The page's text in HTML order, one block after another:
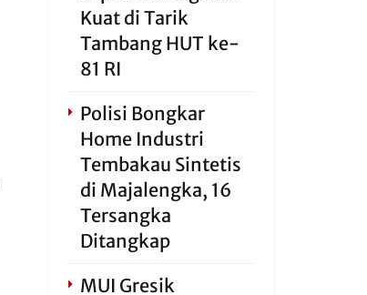
Kuat di Tarik
Tambang HUT ke-
81 RI
Polisi Bongkar
Home Industri
Tembakau Sintetis
di Majalengka, 16
Tersangka
Ditangkap
MUI Gresik